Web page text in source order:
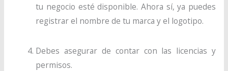
tu negocio esté disponible. Ahora sí, ya puedes
registrar el nombre de tu marca y el logotipo.
Debes asegurar de contar con las licencias y
permisos.